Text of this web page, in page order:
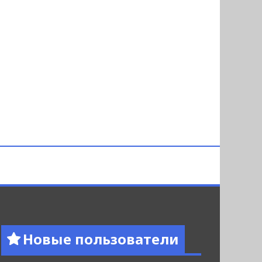
Новые пользователи